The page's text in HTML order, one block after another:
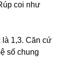
coi như
là 1,3. Căn cứ
số chung